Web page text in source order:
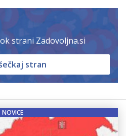
strani Zadovoljna.si
stran
NOVICE